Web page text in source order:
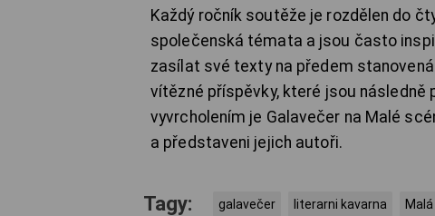
Každý ročník soutěže je rozdělen do
společenská témata a jsou často
zasílat své texty na předem
vítězné příspěvky, které jsou
vyvrcholením je Galavečer na Malé
a představeni jejich autoři.
Tagy: galavečer literarni kavarna